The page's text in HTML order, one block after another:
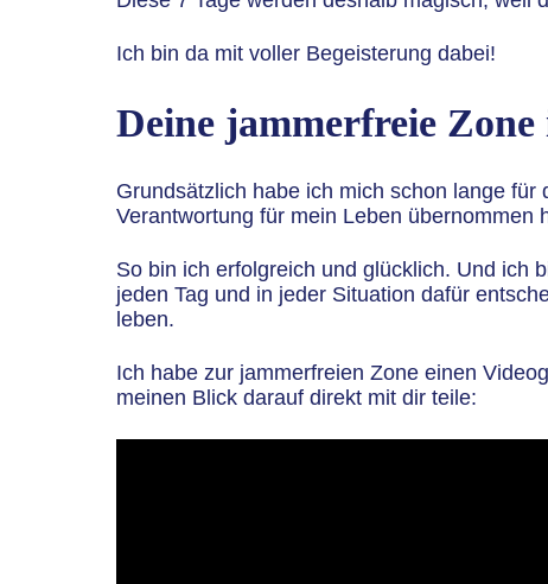
Ich bin da mit voller Begeisterung dabei!
Deine jammerfreie
Grundsätzlich habe ich mich schon lange für
Verantwortung für mein Leben
So bin ich erfolgreich und glücklich. Und ich
jeden Tag und in jeder Situation dafür
leben.
Ich habe zur jammerfreien Zone einen
meinen Blick darauf direkt mit dir teile: